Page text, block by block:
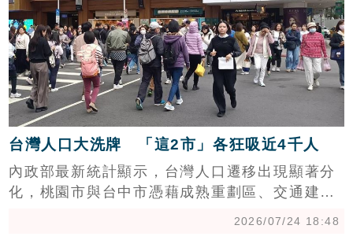
台灣人口大洗牌 「這2市」各狂吸近4千人
內政部最新統計顯示，台灣人口遷移出現顯著分
化，桃園市與台中市憑藉成熟重劃區、交通建設
2026/07/24 18:48